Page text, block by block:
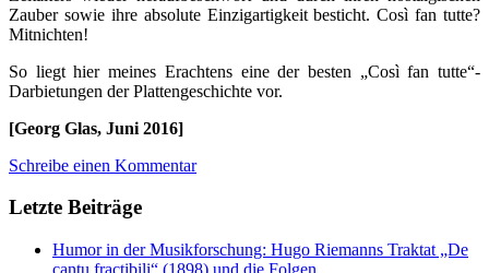
Zauber sowie ihre absolute Einzigartigkeit besticht. Così fan tutte?
Mitnichten!
So liegt hier meines Erachtens eine der besten „Così fan tutte“-
Darbietungen der Plattengeschichte vor.
[Georg Glas, Juni 2016]
Schreibe einen Kommentar
Letzte Beiträge
Humor in der Musikforschung: Hugo Riemanns Traktat „De
cantu fractibili“ (1898) und die Folgen